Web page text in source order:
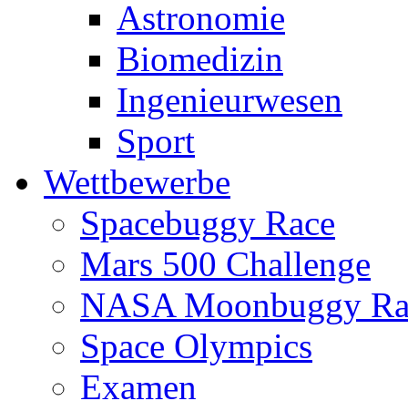
Astronomie
Biomedizin
Ingenieurwesen
Sport
Wettbewerbe
Spacebuggy Race
Mars 500 Challenge
NASA Moonbuggy
Space Olympics
Examen